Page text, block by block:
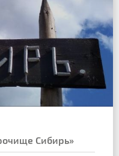
Сибирь»